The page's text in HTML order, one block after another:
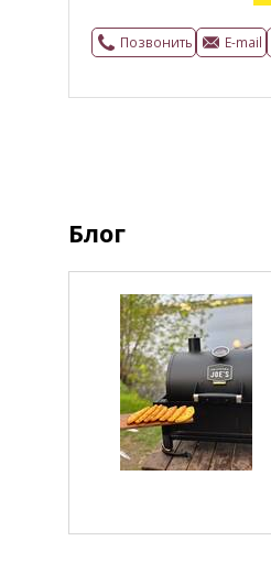
Позвонить E-mail
Блог